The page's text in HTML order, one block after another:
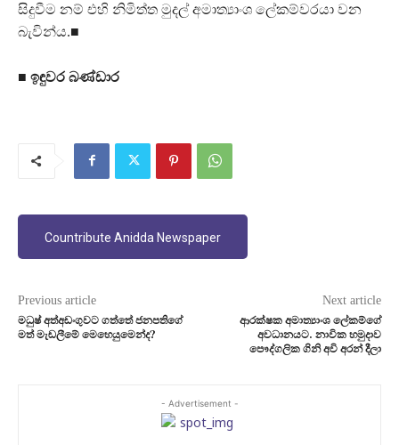
සිදුවීම නම් එහි නිමිත්ත මුදල් අමාත්‍යාංශ ලේකම්වරයා වන
බැවින්ය.■
■ ඉඳුවර බණ්ඩාර
Countribute Anidda Newspaper
Previous article
මධුෂ් අත්අඩංගුවට ගත්තේ ජනපතිගේ
මත් මැඬලීමේ මෙහෙයුමෙන්ද?
Next article
ආරක්ෂක අමාත්‍යාංශ ලේකම්ගේ
අවධානයට. නාවික හමුදාව
පෞද්ගලික ගිනි අවි අරන් දීලා
- Advertisement -